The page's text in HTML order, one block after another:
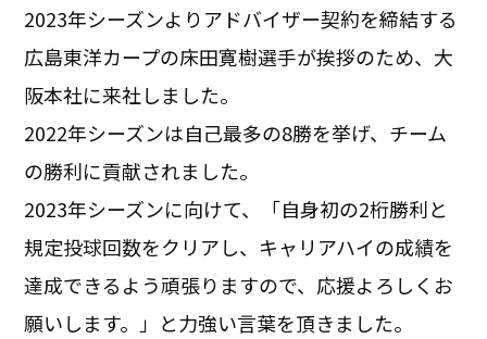
2023年シーズンよりアドバイザー契約を締結する
広島東洋カープの床田寛樹選手が挨拶のため、大
阪本社に来社しました。
2022年シーズンは自己最多の8勝を挙げ、チーム
の勝利に貢献されました。
2023年シーズンに向けて、「自身初の2桁勝利と
規定投球回数をクリアし、キャリアハイの成績を
達成できるよう頑張りますので、応援よろしくお
願いします。」と力強い言葉を頂きました。